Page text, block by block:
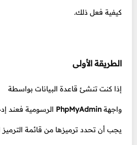
كيفية فعل ذلك.
الطريقة الأولى
إذا كنت تنشئ قاعدة البيانات بواسطة
واجهة PhpMyAdmin الرسومية فعند
يجب أن تحدد ترميزها من قائمة